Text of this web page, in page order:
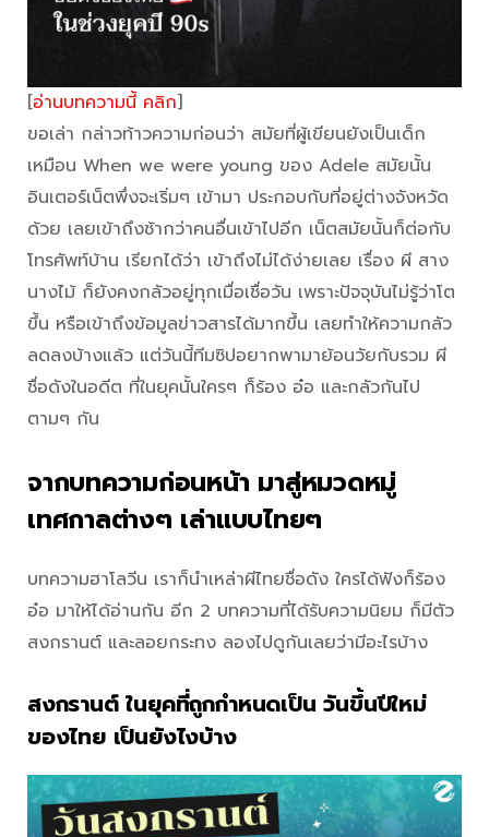
[อ่านบทความนี้ คลิก]
ขอเล่า กล่าวท้าวความก่อนว่า สมัยที่ผู้เขียนยังเป็นเด็ก
เหมือน When we were young ของ Adele สมัยนั้น
อินเตอร์เน็ตพึ่งจะเริ่มๆ เข้ามา ประกอบกับที่อยู่ต่างจังหวัด
ด้วย เลยเข้าถึงช้ากว่าคนอื่นเข้าไปอีก เน็ตสมัยนั้นก็ต่อกับ
โทรศัพท์บ้าน เรียกได้ว่า เข้าถึงไม่ได้ง่ายเลย เรื่อง ผี สาง
นางไม้ ก็ยังคงกลัวอยู่ทุกเมื่อเชื่อวัน เพราะปัจจุบันไม่รู้ว่าโต
ขึ้น หรือเข้าถึงข้อมูลข่าวสารได้มากขึ้น เลยทำให้ความกลัว
ลดลงบ้างแล้ว แต่วันนี้ทีมซิปอยากพามาย้อนวัยกับรวม ผี
ชื่อดังในอดีต ที่ในยุคนั้นใครๆ ก็ร้อง อ๋อ และกลัวกันไป
ตามๆ กัน
จากบทความก่อนหน้า มาสู่หมวดหมู่
เทศกาลต่างๆ เล่าแบบไทยๆ
บทความฮาโลวีน เราก็นำเหล่าผีไทยชื่อดัง ใครได้ฟังก็ร้อง
อ๋อ มาให้ได้อ่านกัน อีก 2 บทความที่ได้รับความนิยม ก็มีตัว
สงกรานต์ และลอยกระทง ลองไปดูกันเลยว่ามีอะไรบ้าง
สงกรานต์ ในยุคที่ถูกกำหนดเป็น วันขึ้นปีใหม่
ของไทย เป็นยังไงบ้าง